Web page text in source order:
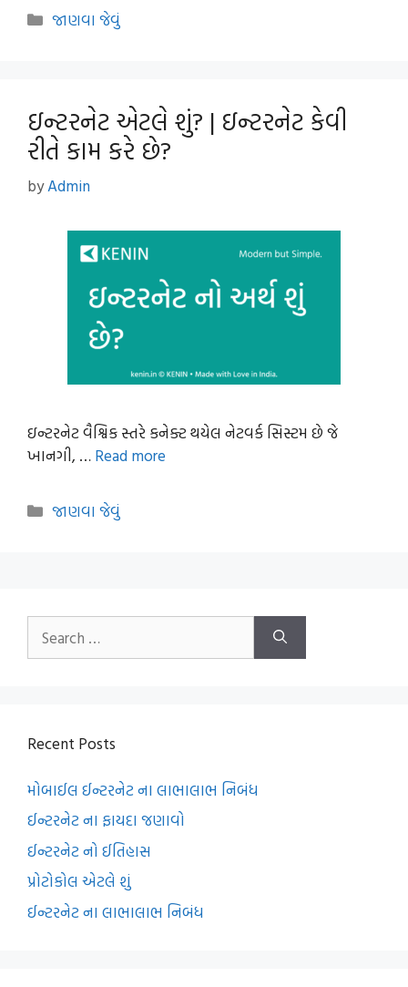
Categories
જાણવા જેવું
ઇન્ટરનેટ એટલે શું? | ઇન્ટરનેટ કેવી
રીતે કામ કરે છે?
byAdmin
ઇન્ટરનેટ વૈશ્વિક સ્તરે કનેક્ટ થયેલ નેટવર્ક સિસ્ટમ છે જે
ખાનગી, … Read more
Categories
જાણવા જેવું
Search
for:
Recent Posts
મોબાઈલ ઈન્ટરનેટ ના લાભાલાભ નિબંધ
ઈન્ટરનેટ ના ફાયદા જણાવો
ઈન્ટરનેટ નો ઈતિહાસ
પ્રોટોકોલ એટલે શું
ઈન્ટરનેટ ના લાભાલાભ નિબંધ